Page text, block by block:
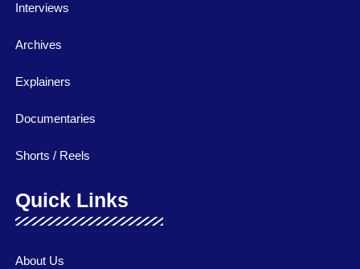
Interviews
Archives
Explainers
Documentaries
Shorts / Reels
Quick Links
About Us